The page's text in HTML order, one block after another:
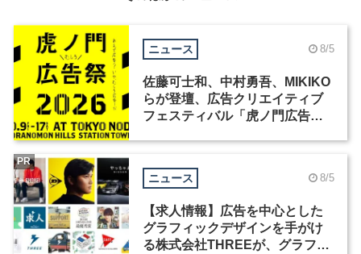
ニュース 8/5
佐藤可士和、中村勇吾、MIKIKO
らが登壇、広告クリエイティブ
フェスティバル「虎ノ門広告
ニュース 8/5
【求人情報】広告を中心とした
グラフィックデザインを手がけ
る株式会社THREEが、グラフィ
PR